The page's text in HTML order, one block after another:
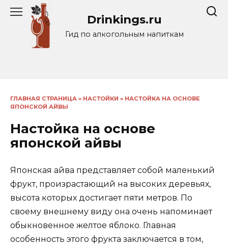
Перейти
содержанию
Drinkings.ru
Гид по алкогольным напиткам
ГЛАВНАЯ СТРАНИЦА » НАСТОЙКИ » НАСТОЙКА НА ОСНОВЕ
ЯПОНСКОЙ АЙВЫ
Настойка на основе
японской айвы
Японская айва представляет собой маленький
фрукт, произрастающий на высоких деревьях,
высота которых достигает пяти метров. По
своему внешнему виду она очень напоминает
обыкновенное желтое яблоко. Главная
особенность этого фрукта заключается в том,